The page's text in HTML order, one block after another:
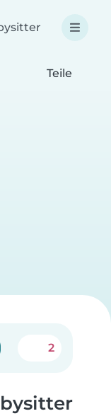
Teile
2